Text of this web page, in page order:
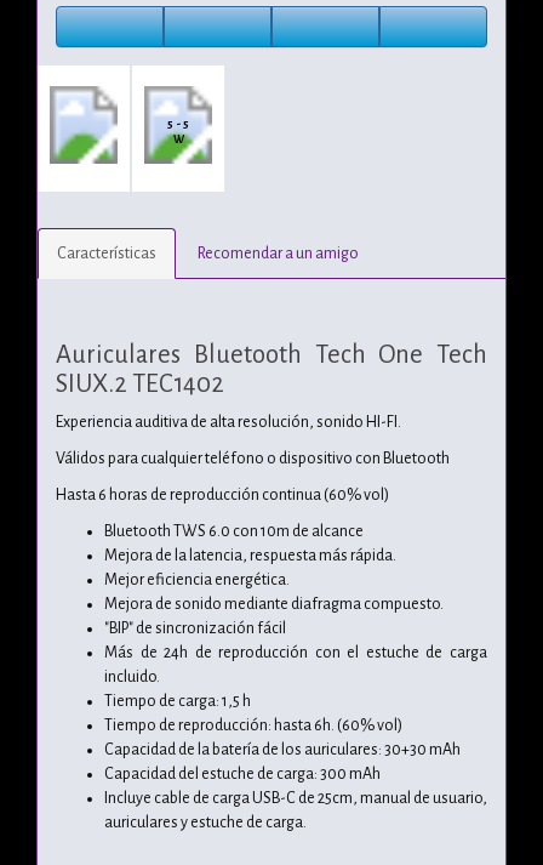
5 - 5
W
Características Recomendar a un amigo
Auriculares Bluetooth Tech One Tech
SIUX.2 TEC1402
Experiencia auditiva de alta resolución, sonido HI-FI.
Válidos para cualquier teléfono o dispositivo con Bluetooth
Hasta 6 horas de reproducción continua (60% vol)
Bluetooth TWS 6.0 con 10m de alcance
Mejora de la latencia, respuesta más rápida.
Mejor eficiencia energética.
Mejora de sonido mediante diafragma compuesto.
"BIP" de sincronización fácil
Más de 24h de reproducción con el estuche de carga
incluido.
Tiempo de carga: 1,5 h
Tiempo de reproducción: hasta 6h. (60% vol)
Capacidad de la batería de los auriculares: 30+30 mAh
Capacidad del estuche de carga: 300 mAh
Incluye cable de carga USB-C de 25cm, manual de usuario,
auriculares y estuche de carga.